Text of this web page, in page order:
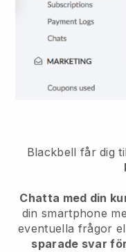
Blackbell får dig
Chatta med din
din smartphone
eventuella frågor
sparade svar för